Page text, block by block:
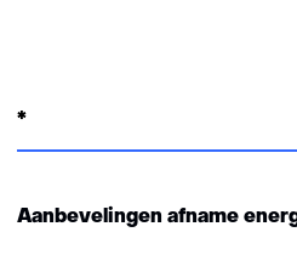
*
Aanbevelingen afname